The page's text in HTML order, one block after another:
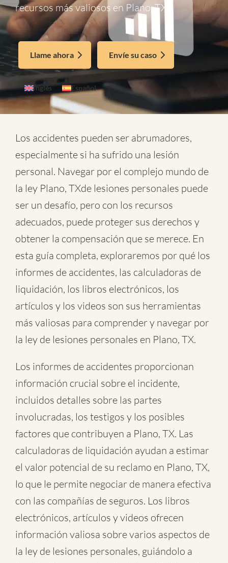
recursos más valiosos en Plano, TX
Llame ahora Envíe su caso
Inglés Español
Los accidentes pueden ser abrumadores,
especialmente si ha sufrido una lesión
personal. Navegar por el complejo mundo de
la ley Plano, TXde lesiones personales puede
ser un desafío, pero con los recursos
adecuados, puede proteger sus derechos y
obtener la compensación que se merece. En
esta guía completa, exploraremos por qué los
informes de accidentes, las calculadoras de
liquidación, los libros electrónicos, los
artículos y los videos son sus herramientas
más valiosas para comprender y navegar por
la ley de lesiones personales en Plano, TX.
Los informes de accidentes proporcionan
información crucial sobre el incidente,
incluidos detalles sobre las partes
involucradas, los testigos y los posibles
factores que contribuyen a Plano, TX. Las
calculadoras de liquidación ayudan a estimar
el valor potencial de su reclamo en Plano, TX,
lo que le permite negociar de manera efectiva
con las compañías de seguros. Los libros
electrónicos, artículos y videos ofrecen
información valiosa sobre varios aspectos de
la ley de lesiones personales, guiándolo a